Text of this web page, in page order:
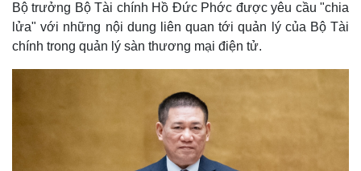
Bộ trưởng Bộ Tài chính Hồ Đức Phớc được yêu cầu "chia
lửa" với những nội dung liên quan tới quản lý của Bộ Tài
chính trong quản lý sàn thương mại điện tử.